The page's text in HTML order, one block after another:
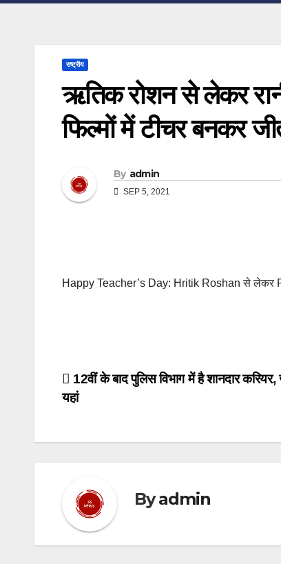
राष्ट्रीय
ऋतिक रोशन से लेकर
फिल्मों में टीचर बनकर
By admin
SEP 5, 2021
Happy Teacher’s Day: Hritik Roshan से लेकर
Post
navigation
12वीं के बाद पुलिस विभाग में है शानदार
यहां
Byadmin